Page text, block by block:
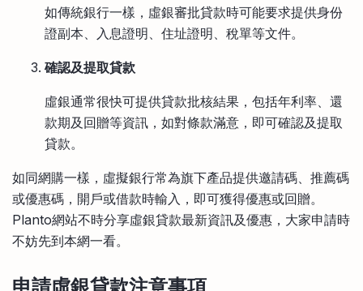
如傳統銀行一樣，虛銀審批貸款時可能要求提供身份
證副本、入息證明、住址證明、稅單等文件。
確認及提取貸款
虛銀通常很快可提供貸款批核結果，包括年利率、還
款期及回贈等資訊，如對條款滿意，即可確認及提取
貸款。
如同網購一樣，虛擬銀行常為旗下產品提供邀請碼、推薦碼
或優惠碼，開戶或借款時輸入，即可獲得優惠或回贈。
Planto網站不時分享虛銀貸款最新資訊及優惠，大家申請時
不妨先到本網一看。